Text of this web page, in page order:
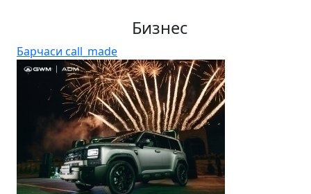
Бизнес
Барчаси call_made